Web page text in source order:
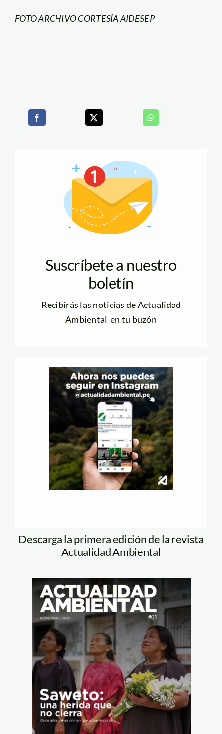
FOTO ARCHIVO CORTESÍA AIDESEP
Suscríbete a nuestro
boletín
Recibirás las noticias de Actualidad
Ambiental en tu buzón
Descarga la primera edición de la revista
Actualidad Ambiental